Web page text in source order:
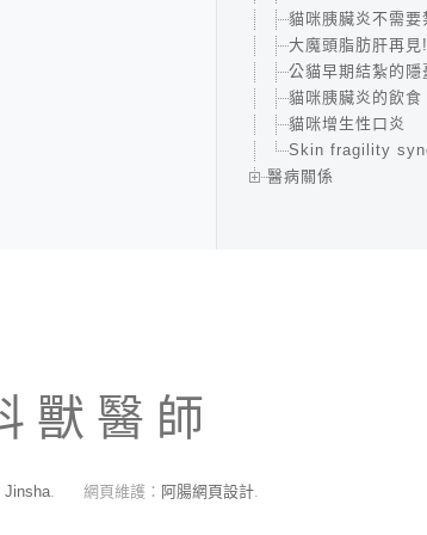
貓咪胰臟炎不需要
大魔頭脂肪肝再見!
公貓早期結紮的隱
貓咪胰臟炎的飲食
貓咪增生性口炎
Skin fragility
醫病關係
獸醫師
Jinsha. 網頁維護： 阿腸網頁設計.